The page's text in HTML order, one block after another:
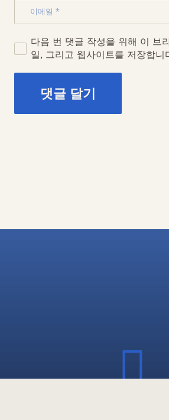
다음 번 댓글 작성을 위해 이 브
일, 그리고 웹사이트를 저장합니
댓글 달기